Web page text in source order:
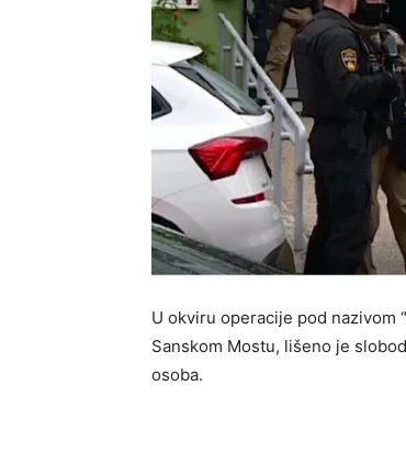
U okviru operacije pod nazivom
Sanskom Mostu, lišeno je
osoba.